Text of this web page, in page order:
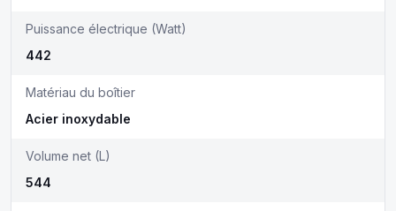
Puissance électrique (Watt)
442
Matériau du boîtier
Acier inoxydable
Volume net (L)
544